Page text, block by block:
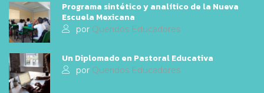
Programa sintético y analítico de la Nueva
Escuela Mexicana
por Queridos Educadores
Un Diplomado en Pastoral Educativa
por Queridos Educadores